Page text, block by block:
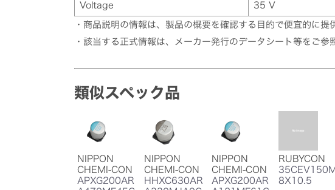
Voltage 35 V
・商品説明の情報は、製品の概要を確認する目的で便宜的に提
・該当する正式情報は、メーカー発行のデータシート等をご参
類似スペック品
NIPPON
CHEMI-CON
APXG200AR
NIPPON
CHEMI-CON
HHXC630AR
NIPPON
CHEMI-CON
APXG200AR
RUBYCON
35CEV150M
8X10.5